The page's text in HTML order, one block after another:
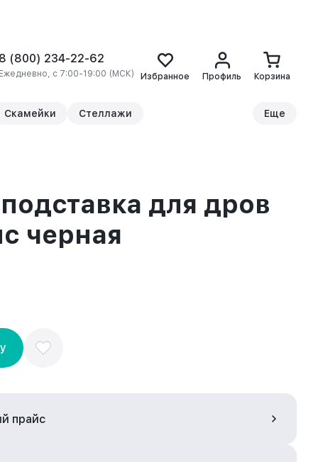
8 (800) 234-22-62
Ежедневно, с 7:00-19:00 (МСК) Избранное Профиль Корзина
Скамейки Стеллажи Еще
для дров
черная
прайс